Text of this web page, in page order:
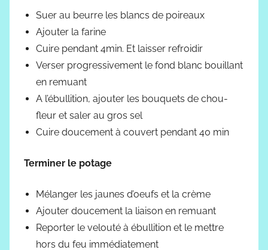
Suer au beurre les blancs de poireaux
Ajouter la farine
Cuire pendant 4min. Et laisser refroidir
Verser progressivement le fond blanc bouillant
en remuant
A l’ébullition, ajouter les bouquets de chou-
fleur et saler au gros sel
Cuire doucement à couvert pendant 40 min
Terminer le potage
Mélanger les jaunes d’oeufs et la crème
Ajouter doucement la liaison en remuant
Reporter le velouté à ébullition et le mettre
hors du feu immédiatement